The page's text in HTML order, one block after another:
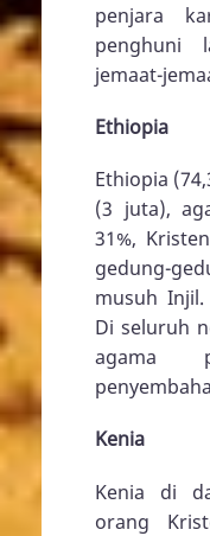
penjara
penghuni
jemaat-
Ethiopia
Ethiopia
(3 juta),
31%,
gedung-
musuh
Di seluruh
agama
Kenia
Kenia di
orang